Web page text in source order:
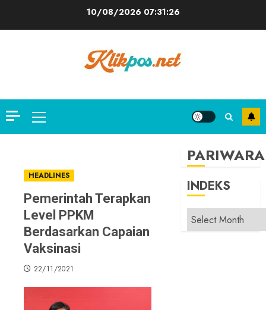
10/08/2026 07:31:27
Primary
Menu
HEADLINES
Pemerintah Terapkan
Level PPKM
Berdasarkan Capaian
Vaksinasi
22/11/2021
PARIWARA
INDEKS
INDEKS